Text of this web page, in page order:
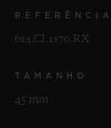
REFERÊNCIA
614.CI.1170.RX
TAMANHO
45 mm